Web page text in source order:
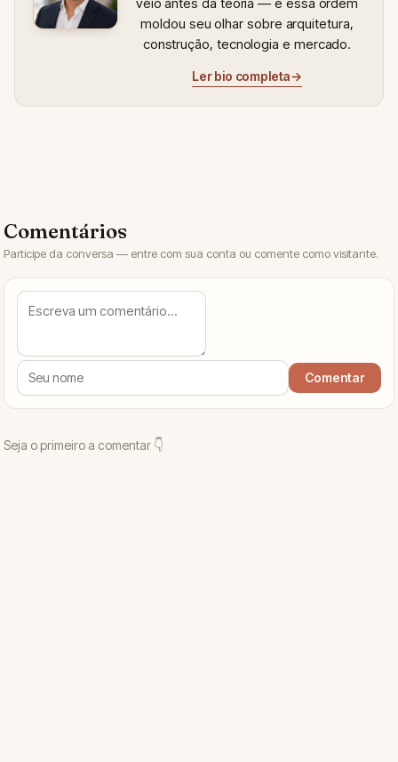
moldou seu olhar sobre arquitetura,
construção, tecnologia e mercado.
Ler bio completa→